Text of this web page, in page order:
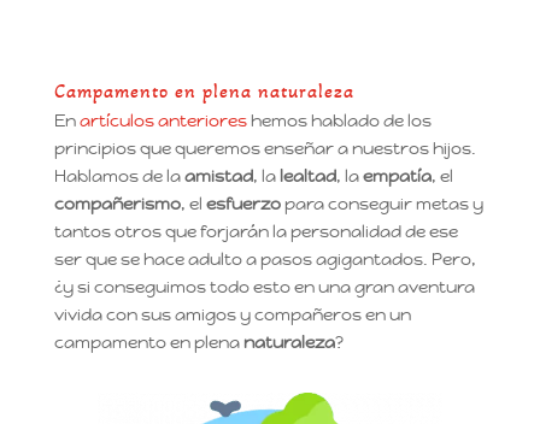
Campamento en plena naturaleza
Enartículos anterioreshemos hablado de los
principios que queremos enseñar a nuestros hijos.
Hablamos de laamistad, lalealtad, laempatía, el
compañerismo, el esfuerzopara conseguir metas y
tantos otros que forjarán la personalidad de ese
ser que se hace adulto a pasos agigantados. Pero,
¿y si conseguimos todo esto en una gran aventura
vivida con sus amigos y compañeros en un
campamento en plenanaturaleza?